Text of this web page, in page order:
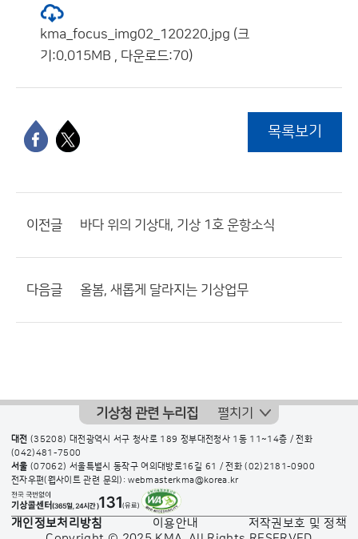
kma_focus_img02_120220.jpg (크
기:0.015MB , 다운로드:70)
목록보기
이전글 바다 위의 기상대, 기상 1호 운항소식
다음글 올봄, 새롭게 달라지는 기상업무
기상청 관련 누리집 펼치기
대전 (35208) 대전광역시 서구 청사로 189 정부대전청사 1동 11~14층 / 전화
(042)481-7500
서울 (07062) 서울특별시 동작구 여의대방로16길 61 / 전화(02)2181-0900
전자우편(웹사이트 관련 문의): webmasterkma@korea.kr
개인정보처리방침 이용안내
저작권보호 및 정책